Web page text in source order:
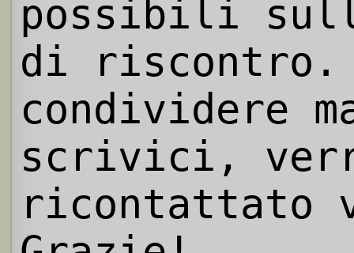
possibili
di riscontro.
condividere
scrivici,
ricontattato